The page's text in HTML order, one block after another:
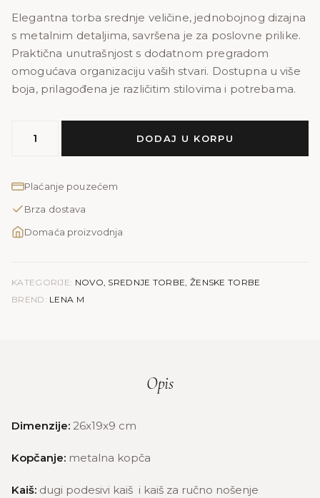
Elegantna torba srednje veličine, jednobojnog dizajna
s metalnim detaljima, savršena je za poslovne prilike.
Praktična unutrašnjost s dodatnom pregradom
omogućava organizaciju vaših stvari. Dostupna u više
boja, prilagođena je različitim stilovima i potrebama.
LENA
|
količina
DODAJ U KORPU
Plaćanje pouzećem
Brza dostava
Domaća proizvodnja
KATEGORIJE: NOVO, SREDNJE TORBE, ŽENSKE TORBE
BREND: LENA M
Opis
Dimenzije: 26x19x9 cm
Kopčanje: metalna kopča
Kaiš: dugi podesivi kaiš i kaiš za ručno nošenje